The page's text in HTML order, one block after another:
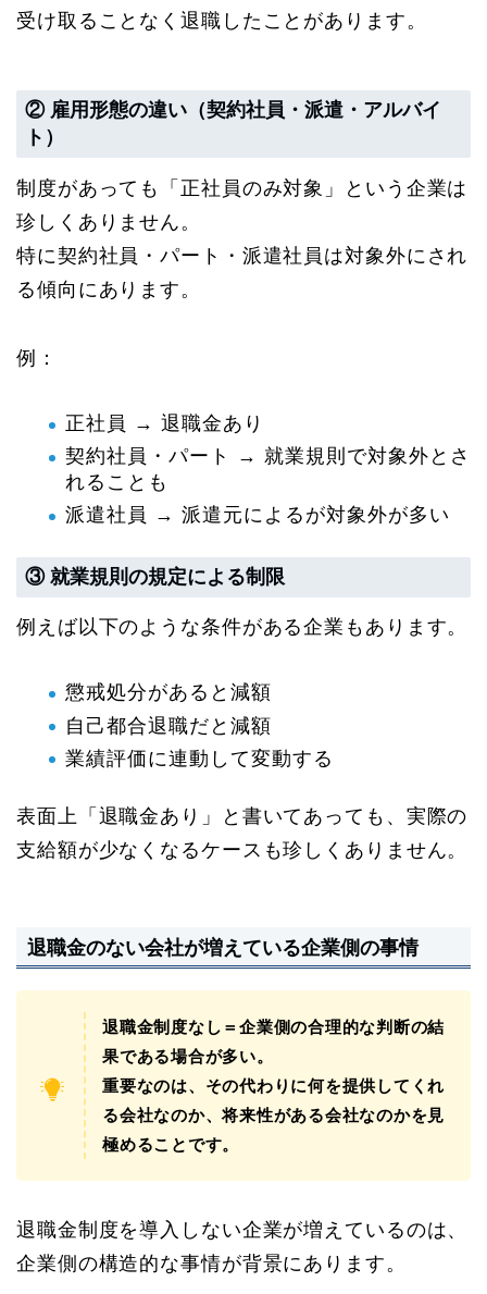
受け取ることなく退職したことがあります。
② 雇用形態の違い（契約社員・派遣・アルバイ
ト）
制度があっても「正社員のみ対象」という企業は
珍しくありません。
特に契約社員・パート・派遣社員は対象外にされ
る傾向にあります。
例：
正社員 → 退職金あり
契約社員・パート → 就業規則で対象外とさ
れることも
派遣社員 → 派遣元によるが対象外が多い
③ 就業規則の規定による制限
例えば以下のような条件がある企業もあります。
懲戒処分があると減額
自己都合退職だと減額
業績評価に連動して変動する
表面上「退職金あり」と書いてあっても、実際の
支給額が少なくなるケースも珍しくありません。
退職金のない会社が増えている企業側の事情
退職金制度なし＝企業側の合理的な判断の結
果である場合が多い。
重要なのは、その代わりに何を提供してくれ
る会社なのか、将来性がある会社なのかを見
極めることです。
退職金制度を導入しない企業が増えているのは、
企業側の構造的な事情が背景にあります。